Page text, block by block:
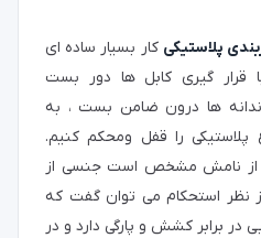
پلاستیکی کار بسیار ساده ای
قرار گیری کابل ها دور بست
ها درون ضامن بست ، به
پلاستیکی را قفل ومحکم کنیم.
از نامش مشخص است جنسی از
نظر استحکام می توان گفت که
در برابر کشش و پارگی دارد و در